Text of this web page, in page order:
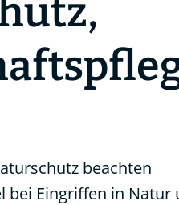
beachten
bei Eingriffen in Natur